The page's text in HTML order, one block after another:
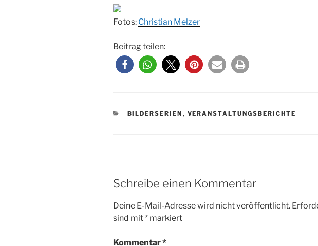
Fotos: Christian Melzer
Beitrag teilen:
KATEGORIEN
BILDERSERIEN , VERANSTALTUNGSBERICHTE
Schreibe einen Kommentar
Deine E-Mail-Adresse wird nicht veröffentlicht.
sind mit* markiert
Kommentar*